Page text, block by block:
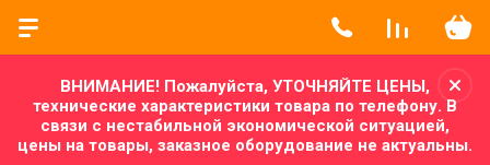
ВНИМАНИЕ! Пожалуйста, УТОЧНЯЙТЕ ЦЕНЫ,
технические характеристики товара по телефону. В
связи с нестабильной экономической ситуацией,
цены на товары, заказное оборудование не актуальны.